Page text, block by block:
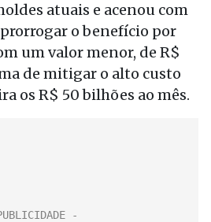
atuais e acenou com
o benefício por
um valor menor, de R$
de mitigar o alto custo
os R$ 50 bilhões ao mês.